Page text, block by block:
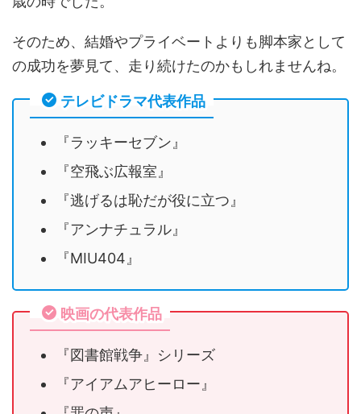
そのため、結婚やプライベートよりも脚本家として
の成功を夢見て、走り続けたのかもしれませんね。
テレビドラマ代表作品
『ラッキーセブン』
『空飛ぶ広報室』
『逃げるは恥だが役に立つ』
『アンナチュラル』
『MIU404』
映画の代表作品
『図書館戦争』シリーズ
『アイアムアヒーロー』